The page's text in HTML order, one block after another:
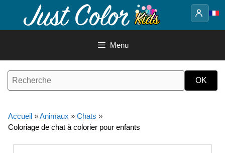
contenu
Menu
Accueil »Animaux » Chats »
Coloriage de chat à colorier pour enfants